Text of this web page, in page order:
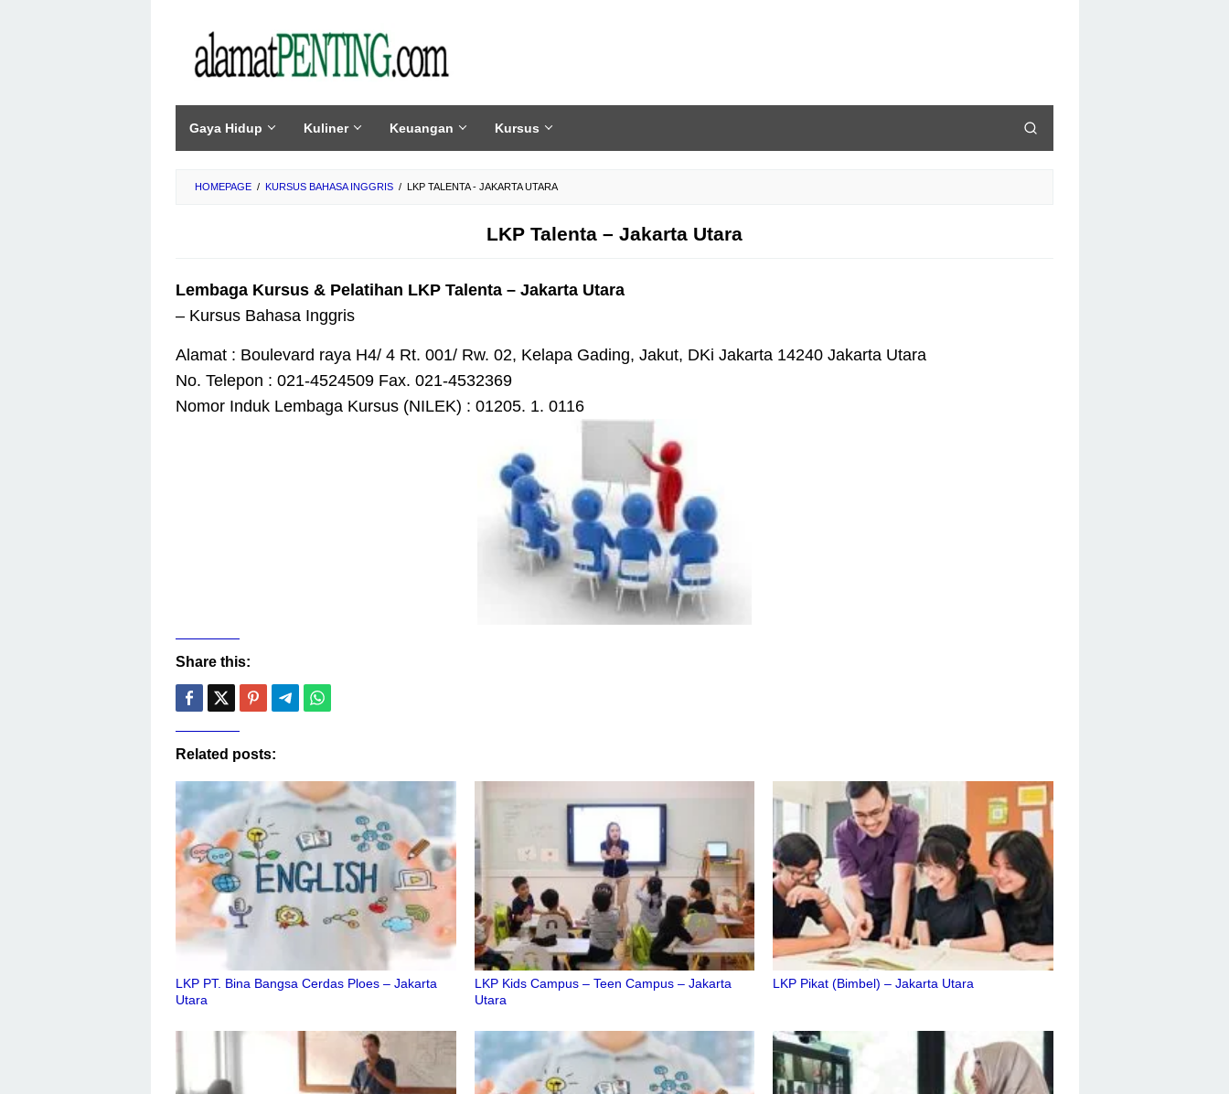
content
Gaya Hidup Kuliner Keuangan Kursus
HOMEPAGE / KURSUS BAHASA INGGRIS / LKP TALENTA - JAKARTA UTARA
LKP Talenta – Jakarta Utara
Lembaga Kursus & Pelatihan LKP Talenta – Jakarta Utara
– Kursus Bahasa Inggris
Alamat : Boulevard raya H4/ 4 Rt. 001/ Rw. 02, Kelapa Gading, Jakut, DKi Jakarta 14240 Jakarta Utara
No. Telepon : 021-4524509 Fax. 021-4532369
Nomor Induk Lembaga Kursus (NILEK) : 01205. 1. 0116
Share this:
Related posts:
LKP PT. Bina Bangsa Cerdas Ploes – Jakarta
Utara
LKP Kids Campus – Teen Campus – Jakarta
Utara
LKP Pikat (Bimbel) – Jakarta Utara